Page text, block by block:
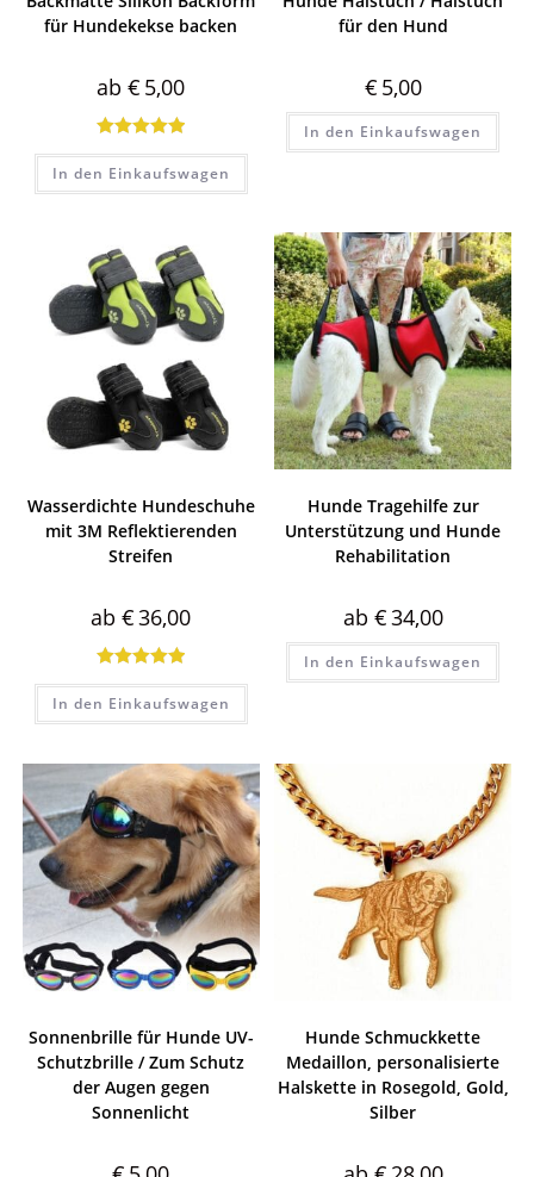
für Hundekekse backen
ab€ 5,00
Bewertet mit
5.00 von 5
In den Einkaufswagen
für den Hund
€ 5,00
In den Einkaufswagen
Wasserdichte Hundeschuhe
mit 3M Reflektierenden
Streifen
ab€36,00
Bewertet mit
5.00 von 5
In den Einkaufswagen
Hunde Tragehilfe zur
Unterstützung und Hunde
Rehabilitation
ab €34,00
In den Einkaufswagen
Sonnenbrille für Hunde UV-
Schutzbrille / Zum Schutz
der Augen gegen
Sonnenlicht
Hunde Schmuckkette
Medaillon, personalisierte
Halskette in Rosegold, Gold,
Silber